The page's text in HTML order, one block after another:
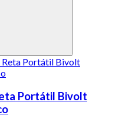
Portátil Bivolt